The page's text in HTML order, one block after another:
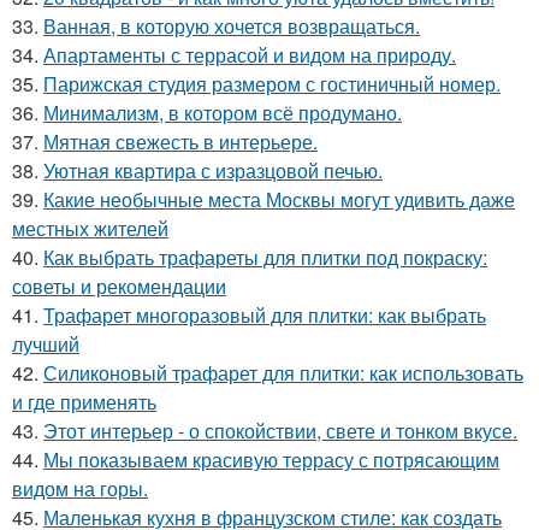
33. Ванная, в которую хочется возвращаться.
34. Апартаменты с террасой и видом на природу.
35. Парижская студия размером с гостиничный номер.
36. Минимализм, в котором всё продумано.
37. Мятная свежесть в интерьере.
38. Уютная квартира с изразцовой печью.
39. Какие необычные места Москвы могут удивить даже
местных жителей
40. Как выбрать трафареты для плитки под покраску:
советы и рекомендации
41. Трафарет многоразовый для плитки: как выбрать
лучший
42. Силиконовый трафарет для плитки: как использовать
и где применять
43. Этот интерьер - о спокойствии, свете и тонком вкусе.
44. Мы показываем красивую террасу с потрясающим
видом на горы.
45. Маленькая кухня в французском стиле: как создать